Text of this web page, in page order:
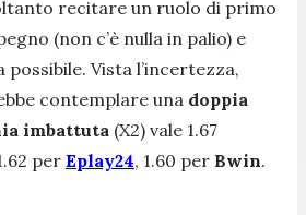
recitare un ruolo di primo
(non c’è nulla in palio) e
Vista l’incertezza,
contemplare una doppia
imbattuta (X2) vale 1.67
perEplay24, 1.60 per Bwin.